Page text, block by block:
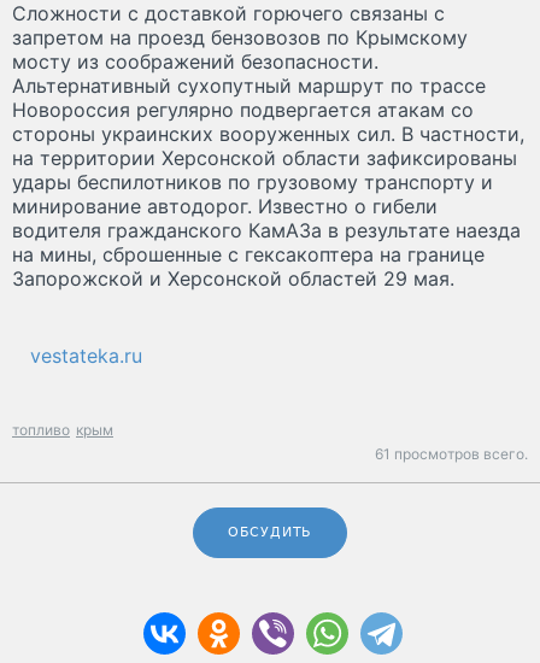
Сложности с доставкой горючего связаны с
запретом на проезд бензовозов по Крымскому
мосту из соображений безопасности.
Альтернативный сухопутный маршрут по трассе
Новороссия регулярно подвергается атакам со
стороны украинских вооруженных сил. В частности,
на территории Херсонской области зафиксированы
удары беспилотников по грузовому транспорту и
минирование автодорог. Известно о гибели
водителя гражданского КамАЗа в результате наезда
на мины, сброшенные с гексакоптера на границе
Запорожской и Херсонской областей 29 мая.
vestateka.ru
топливо крым
61 просмотров всего.
ОБСУДИТЬ